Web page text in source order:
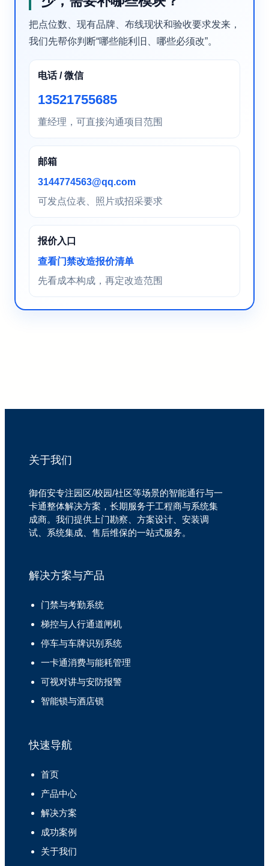
把点位数、现有品牌、布线现状和验收要求发来，
我们先帮你判断“哪些能利旧、哪些必须改”。
电话 / 微信
13521755685
董经理，可直接沟通项目范围
邮箱
3144774563@qq.com
可发点位表、照片或招采要求
报价入口
查看门禁改造报价清单
先看成本构成，再定改造范围
关于我们
御佰安专注园区/校园/社区等场景的智能通行与一
卡通整体解决方案，长期服务于工程商与系统集
成商。我们提供上门勘察、方案设计、安装调
试、系统集成、售后维保的一站式服务。
解决方案与产品
门禁与考勤系统
梯控与人行通道闸机
停车与车牌识别系统
一卡通消费与能耗管理
可视对讲与安防报警
智能锁与酒店锁
快速导航
首页
产品中心
解决方案
成功案例
关于我们